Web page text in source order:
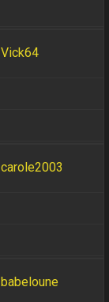
Vick64
carole2003
babeloune